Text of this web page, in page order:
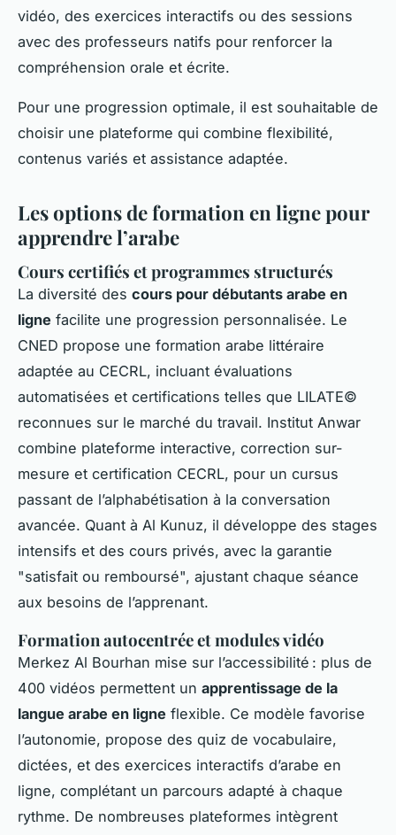
vidéo, des exercices interactifs ou des sessions
avec des professeurs natifs pour renforcer la
compréhension orale et écrite.
Pour une progression optimale, il est souhaitable de
choisir une plateforme qui combine flexibilité,
contenus variés et assistance adaptée.
Les options de formation en ligne pour
apprendre l’arabe
Cours certifiés et programmes structurés
La diversité des cours pour débutants arabe en
ligne facilite une progression personnalisée. Le
CNED propose une formation arabe littéraire
adaptée au CECRL, incluant évaluations
automatisées et certifications telles que LILATE©
reconnues sur le marché du travail. Institut Anwar
combine plateforme interactive, correction sur-
mesure et certification CECRL, pour un cursus
passant de l’alphabétisation à la conversation
avancée. Quant à Al Kunuz, il développe des stages
intensifs et des cours privés, avec la garantie
"satisfait ou remboursé", ajustant chaque séance
aux besoins de l’apprenant.
Formation autocentrée et modules vidéo
Merkez Al Bourhan mise sur l’accessibilité : plus de
400 vidéos permettent un apprentissage de la
langue arabe en ligne flexible. Ce modèle favorise
l’autonomie, propose des quiz de vocabulaire,
dictées, et des exercices interactifs d’arabe en
ligne, complétant un parcours adapté à chaque
rythme. De nombreuses plateformes intègrent